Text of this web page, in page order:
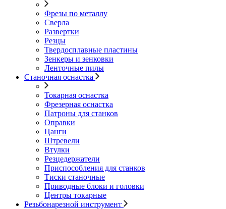
Фрезы по металлу
Сверла
Развертки
Резцы
Твердосплавные пластины
Зенкеры и зенковки
Ленточные пилы
Станочная оснастка
Токарная оснастка
Фрезерная оснастка
Патроны для станков
Оправки
Цанги
Штревели
Втулки
Резцедержатели
Приспособления для станков
Тиски станочные
Приводные блоки и головки
Центры токарные
Резьбонарезной инструмент